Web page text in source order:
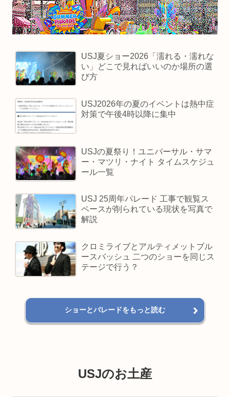
USJ夏ショー2026「濡れる・濡れな
い」どこで見ればいいのか場所の選
び方
USJ2026年の夏のイベントは熱中症
対策で午後4時以降に集中
USJの夏祭り！ユニバーサル・サマ
ー・マツリ・ナイト タイムスケジュ
ール一覧
USJ 25周年パレード 工事で観覧ス
ペースが削られている現状を写真で
解説
クロミライブとアルティメットブル
ースバッシュ 二つのショーを同じス
テージで行う？
ショーとバレードをもっと読む
USJのお土産